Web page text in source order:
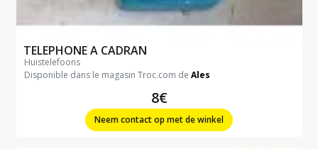
TELEPHONE A CADRAN
huistelefoons
Disponible dans le magasin Troc.com de Ales
8€
Neem contact op met de winkel